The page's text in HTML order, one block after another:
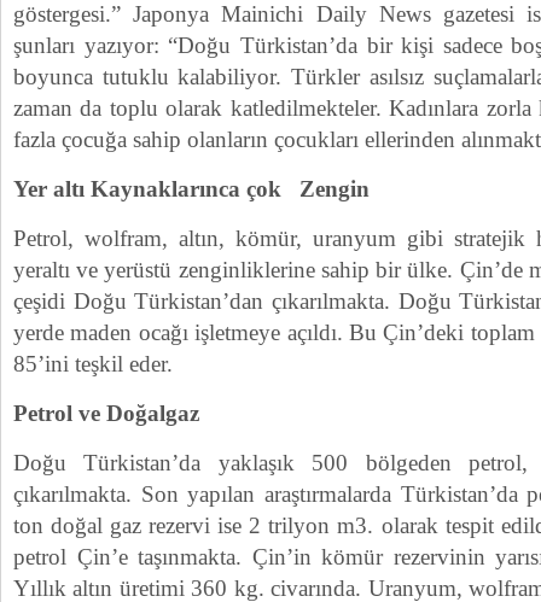
göstergesi.” Japonya Mainichi Daily News gazetesi
şunları yazıyor: “Doğu Türkistan’da bir kişi sadece
boyunca tutuklu kalabiliyor. Türkler asılsız
zaman da toplu olarak katledilmekteler. Kadınlara
fazla çocuğa sahip olanların çocukları ellerinden
Yer altı Kaynaklarınca çok Zengin
Petrol, wolfram, altın, kömür, uranyum gibi stratejik
yeraltı ve yerüstü zenginliklerine sahip bir ülke. Çin’de
çeşidi Doğu Türkistan’dan çıkarılmakta. Doğu
yerde maden ocağı işletmeye açıldı. Bu Çin’deki
85’ini teşkil eder.
Petrol ve Doğalgaz
Doğu Türkistan’da yaklaşık 500 bölgeden
çıkarılmakta. Son yapılan araştırmalarda
ton doğal gaz rezervi ise 2 trilyon m3. olarak tespit
petrol Çin’e taşınmakta. Çin’in kömür rezervinin
Yıllık altın üretimi 360 kg. civarında. Uranyum,